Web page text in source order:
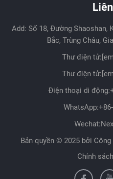
Add: Số 18, Đường Shaoshan,
Bắc, Trùng Châu,
Thư điện tử:
Thư điện tử:
Điện thoại di động:
WhatsApp:
Bản quyền © 2025 bởi
Chính